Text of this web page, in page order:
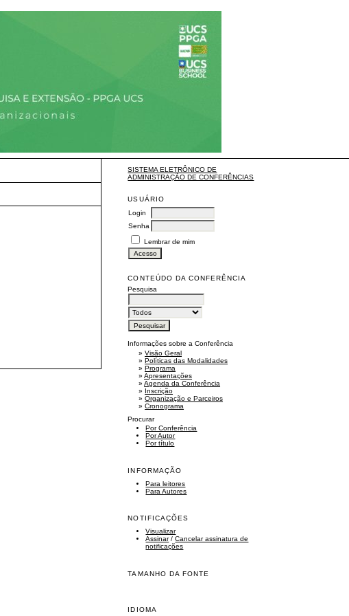
SISTEMA ELETRÔNICO DE
ADMINISTRAÇÃO DE CONFERÊNCIAS
USUÁRIO
Login
Senha
Lembrar de mim
CONTEÚDO DA CONFERÊNCIA
Pesquisa
Informações sobre a Conferência
»Visão Geral
»Políticas das Modalidades
»Programa
»Apresentações
»Agenda da Conferência
» Inscrição
»Organização e Parceiros
»Cronograma
Procurar
Por Conferência
Por Autor
Por título
INFORMAÇÃO
Para leitores
Para Autores
NOTIFICAÇÕES
Visualizar
Assinar/Cancelar assinatura de
notificações
TAMANHO DA FONTE
IDIOMA